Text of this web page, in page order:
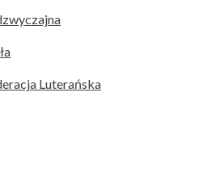
Luterańska